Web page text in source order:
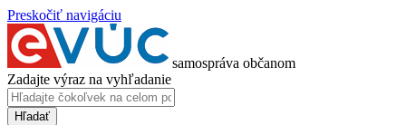
Preskočiť navigáciu
samospráva občanom
Zadajte výraz na vyhľadanie
Hľadať